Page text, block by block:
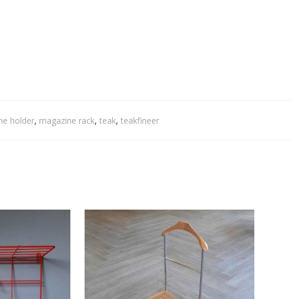
holder, magazine rack, teak, teakfineer